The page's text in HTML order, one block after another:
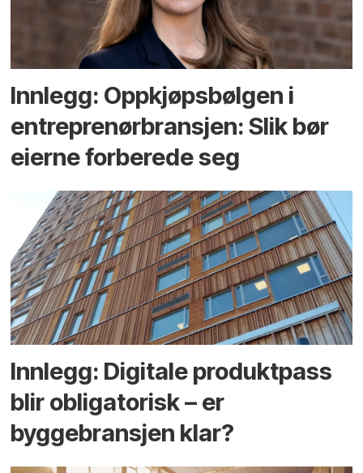
Innlegg: Oppkjøps­bølgen i
entreprenør­bransjen: Slik bør
eierne forberede seg
Innlegg: Digitale produktpass
blir obligatorisk – er
byggebransjen klar?